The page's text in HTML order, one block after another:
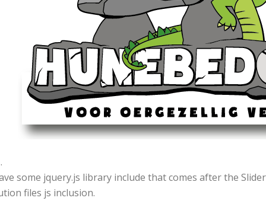
some jquery.js library include that comes after the Slider
files js inclusion.